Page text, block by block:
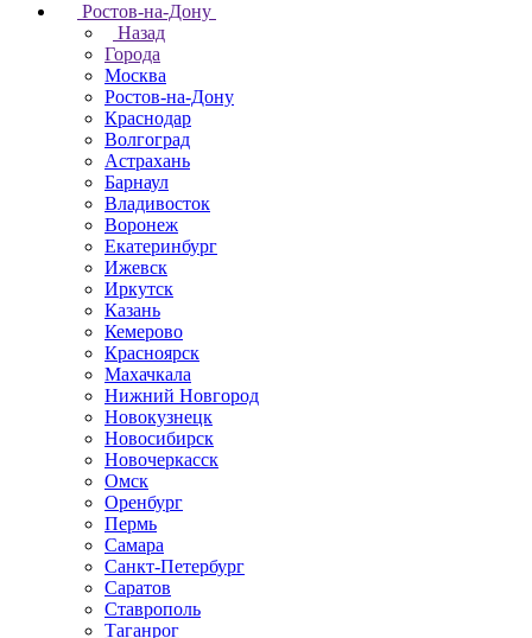
Ростов-на-Дону
Назад
Города
Москва
Ростов-на-Дону
Краснодар
Волгоград
Астрахань
Барнаул
Владивосток
Воронеж
Екатеринбург
Ижевск
Иркутск
Казань
Кемерово
Красноярск
Махачкала
Нижний Новгород
Новокузнецк
Новосибирск
Новочеркаcск
Омск
Оренбург
Пермь
Самара
Санкт-Петербург
Саратов
Ставрополь
Таганрог